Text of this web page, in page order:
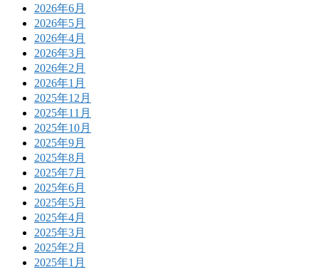
2026年6月
2026年5月
2026年4月
2026年3月
2026年2月
2026年1月
2025年12月
2025年11月
2025年10月
2025年9月
2025年8月
2025年7月
2025年6月
2025年5月
2025年4月
2025年3月
2025年2月
2025年1月